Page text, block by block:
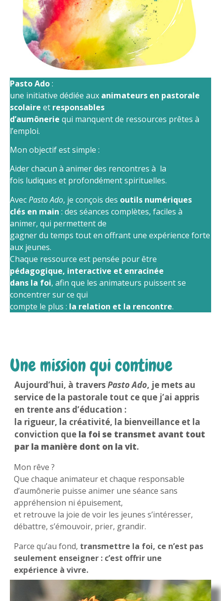
Pasto Ado:
une initiative dédiée aux animateurs en pastorale
scolaire et responsables
d’aumônerie qui manquent de ressources prêtes à
l’emploi.
Mon objectif est simple :
Aider chacun à animer des rencontres à la
fois ludiques et profondément spirituelles.
AvecPasto Ado, je conçois des outils numériques
clés en main : des séances complètes, faciles à
animer, qui permettent de
gagner du temps tout en offrant une expérience forte
aux jeunes.
Chaque ressource est pensée pour être
pédagogique, interactive et enracinée
dans la foi, afin que les animateurs puissent se
concentrer sur ce qui
compte le plus : la relation et la rencontre.
Une mission qui continue
Aujourd’hui, à traversPasto Ado, je mets au
service de la pastorale tout ce que j’ai appris
en trente ans d’éducation :
la rigueur, la créativité, la bienveillance et la
conviction que la foi se transmet avant tout
par la manière dont on la vit.
Mon rêve ?
Que chaque animateur et chaque responsable
d’aumônerie puisse animer une séance sans
appréhension ni épuisement,
et retrouve la joie de voir les jeunes s’intéresser,
débattre, s’émouvoir, prier, grandir.
Parce qu’au fond, transmettre la foi, ce n’est pas
seulement enseigner : c’est offrir une
expérience à vivre.